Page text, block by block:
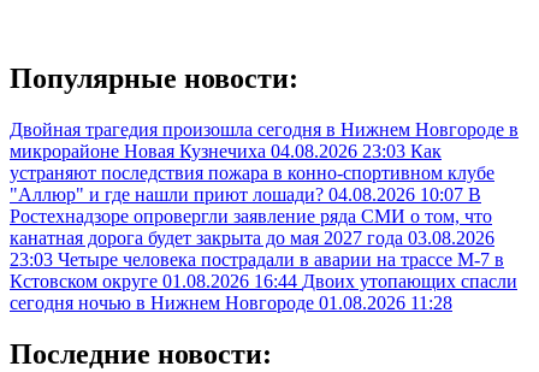
Популярные новости:
Двойная трагедия произошла сегодня в Нижнем Новгороде в
микрорайоне Новая Кузнечиха 04.08.2026 23:03 Как
устраняют последствия пожара в конно-спортивном клубе
"Аллюр" и где нашли приют лошади? 04.08.2026 10:07 В
Ростехнадзоре опровергли заявление ряда СМИ о том, что
канатная дорога будет закрыта до мая 2027 года 03.08.2026
23:03 Четыре человека пострадали в аварии на трассе М-7 в
Кстовском округе 01.08.2026 16:44 Двоих утопающих спасли
сегодня ночью в Нижнем Новгороде 01.08.2026 11:28
Последние новости: